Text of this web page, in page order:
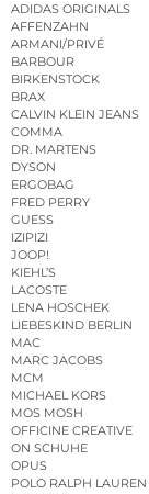
ADIDAS ORIGINALS
AFFENZAHN
ARMANI/PRIVÉ
BARBOUR
BIRKENSTOCK
BRAX
CALVIN KLEIN JEANS
COMMA
DR. MARTENS
DYSON
ERGOBAG
FRED PERRY
GUESS
IZIPIZI
JOOP!
KIEHL’S
LACOSTE
LENA HOSCHEK
LIEBESKIND BERLIN
MAC
MARC JACOBS
MCM
MICHAEL KORS
MOS MOSH
OFFICINE CREATIVE
ON SCHUHE
OPUS
POLO RALPH LAUREN